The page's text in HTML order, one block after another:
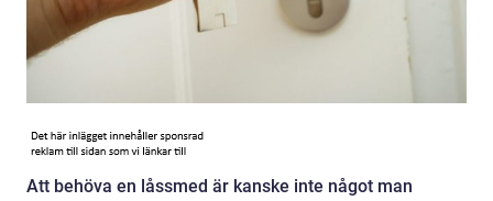
Att behöva en låssmed är kanske inte något man